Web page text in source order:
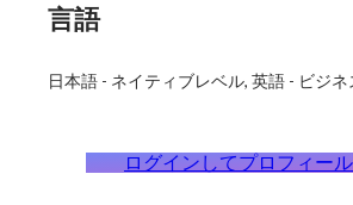
言語
日本語 - ネイティブレベル 英語 - ビジ
ログインしてプロフィー